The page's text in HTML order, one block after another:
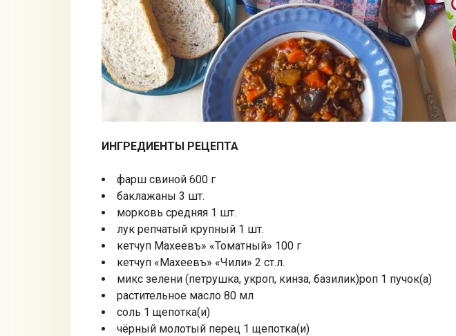
ИНГРЕДИЕНТЫ РЕЦЕПТА
фарш свиной 600 г
баклажаны 3 шт.
морковь средняя 1 шт.
лук репчатый крупный 1 шт.
кетчуп Махеевъ» «Томатный» 100 г
кетчуп «Махеевъ» «Чили» 2 ст.л.
микс зелени (петрушка, укроп, кинза, базилик)роп 1 пучок(а)
растительное масло 80 мл
соль 1 щепотка(и)
чёрный молотый перец 1 щепотка(и)